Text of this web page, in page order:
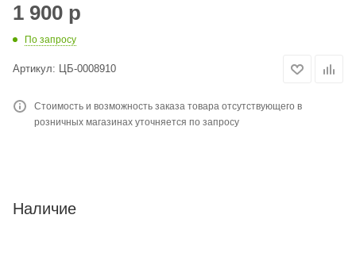
1 900 р
По запросу
Артикул: ЦБ-0008910
Стоимость и возможность заказа товара отсутствующего в
розничных магазинах уточняется по запросу
Наличие